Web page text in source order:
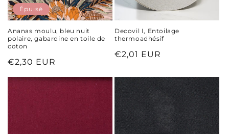
Épuisé
Ananas moulu, bleu nuit
polaire, gabardine en toile de
coton
Prix
€2,30 EUR
Decovil I, Entoilage
thermoadhésif
Prix
€2,01 EUR